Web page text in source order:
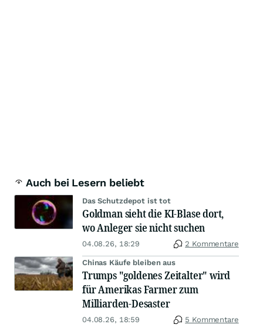
Auch bei Lesern beliebt
Das Schutzdepot ist tot
Goldman sieht die KI-Blase dort,
wo Anleger sie nicht suchen
04.08.26, 18:29 2 Kommentare
Chinas Käufe bleiben aus
Trumps "goldenes Zeitalter" wird
für Amerikas Farmer zum
Milliarden-Desaster
04.08.26, 18:59 5 Kommentare